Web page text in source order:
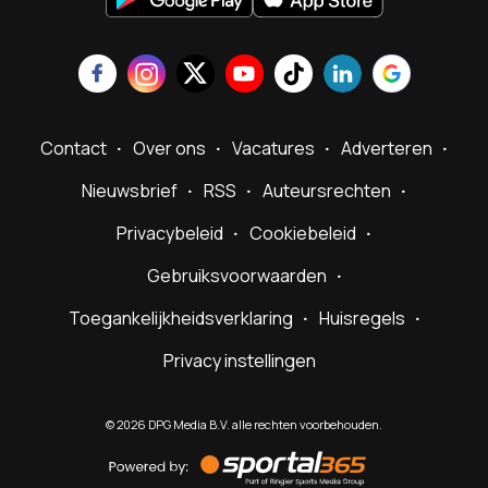
Contact Over ons Vacatures
Adverteren
Nieuwsbrief
RSS
Auteursrechten
Privacybeleid
Cookiebeleid
Gebruiksvoorwaarden
Toegankelijkheidsverklaring
Huisregels
Privacy instellingen
©2026 DPG Media B.V. alle rechten voorbehouden.
by
Sportal365